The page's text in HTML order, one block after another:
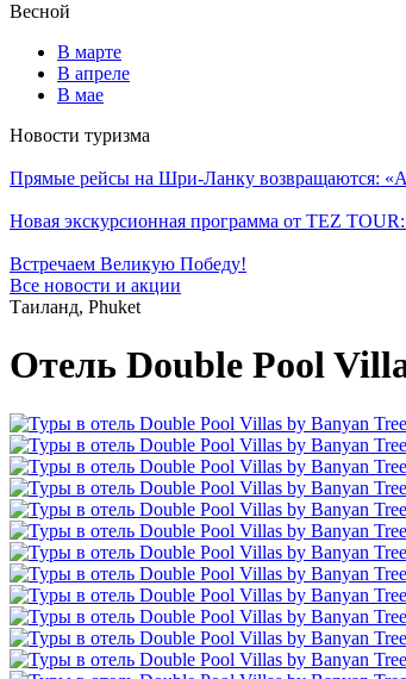
Весной
В марте
В апреле
В мае
Новости туризма
Прямые рейсы на Шри-Ланку возвращаются:
Новая экскурсионная программа от TEZ
Встречаем Великую Победу!
Все новости и акции
Таиланд, Phuket
Отель Double Pool